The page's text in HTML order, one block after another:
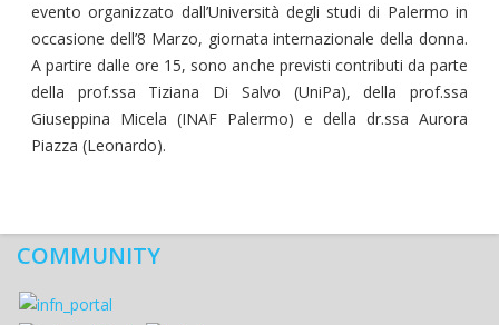
evento organizzato dall’Università degli studi di Palermo in
occasione dell’8 Marzo, giornata internazionale della donna.
A partire dalle ore 15, sono anche previsti contributi da parte
della prof.ssa Tiziana Di Salvo (UniPa), della prof.ssa
Giuseppina Micela (INAF Palermo) e della dr.ssa Aurora
Piazza (Leonardo).
COMMUNITY